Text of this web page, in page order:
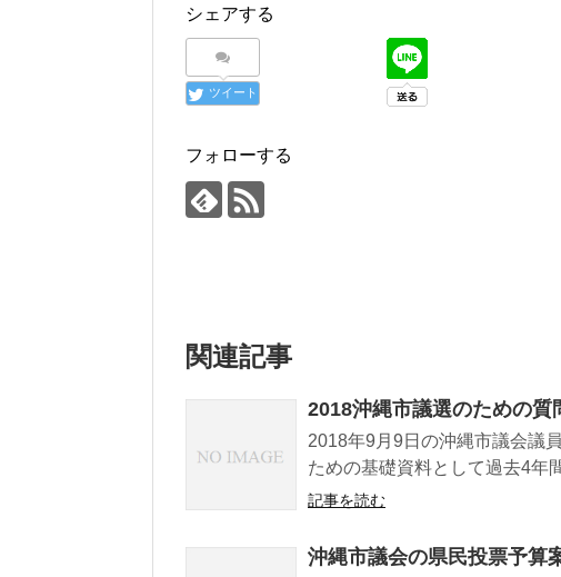
シェアする
ツイート
フォローする
関連記事
2018沖縄市議選のための質
2018年9月9日の沖縄市議会議
ための基礎資料として過去4年
記事を読む
沖縄市議会の県民投票予算